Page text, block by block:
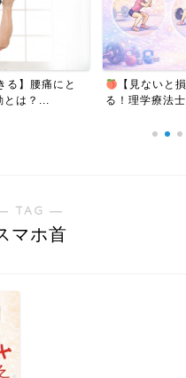
る】腰痛にと
とは？...
【見ないと
る！理学療法
TAG ―
マホ首